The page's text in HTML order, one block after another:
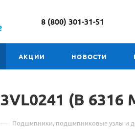
8 (800) 301-31-51
АКЦИИ НОВОСТИ
(
о
B 6316
— Подшипники, подшипниковые узлы и